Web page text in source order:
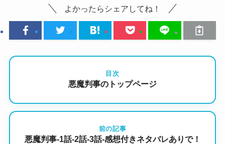
よかったらシェアしてね！
目次
悪魔判事のトップページ
前の記事
悪魔判事-1話-2話-3話-感想付きネタバレありで！